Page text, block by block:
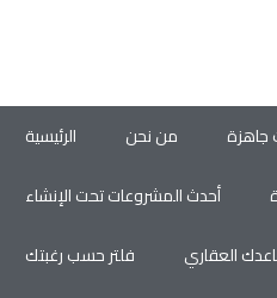
الرئيسية من نحن
جاهزة
أحدث المشروعات تحت الإنشاء
فلتر حسب رغبتك
العقاري